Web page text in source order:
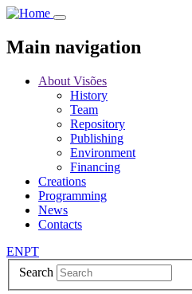
Skip
main
content
Main navigation
About Visões
History
Team
Repository
Publishing
Environment
Financing
Creations
Programming
News
Contacts
ENPT
Search